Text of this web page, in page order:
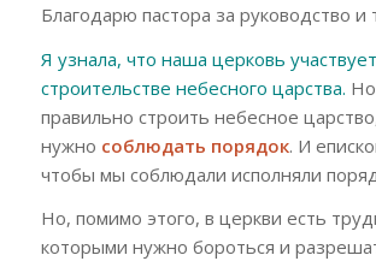
Благодарю пастора за руководство и
Я узнала, что наша церковь
строительстве небесного царства.
правильно строить небесное
нужно соблюдать порядок. И
чтобы мы соблюдали исполняли
Но, помимо этого, в церкви есть
которыми нужно бороться и